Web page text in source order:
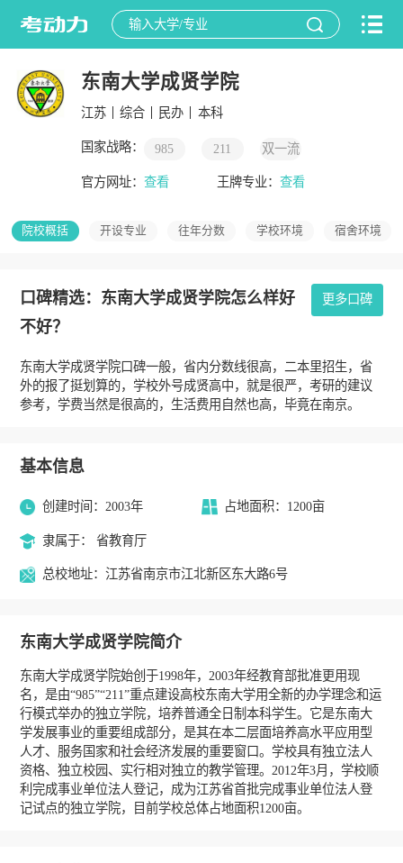
东南大学成贤学院
江苏 综合 民办 本科
国家战略： 985 211 双一流
官方网址： 查看 王牌专业：查看
院校概括 开设专业 往年分数 学校环境 宿舍环境
口碑精选：东南大学成贤学院怎么样好
不好？
更多口碑
东南大学成贤学院口碑一般，省内分数线很高，二本里招生，省
外的报了挺划算的，学校外号成贤高中，就是很严，考研的建议
参考，学费当然是很高的，生活费用自然也高，毕竟在南京。
基本信息
创建时间：2003年 占地面积：1200亩
隶属于： 省教育厅
总校地址：江苏省南京市江北新区东大路6号
东南大学成贤学院简介
东南大学成贤学院始创于1998年，2003年经教育部批准更用现
名，是由“985”“211”重点建设高校东南大学用全新的办学理念和运
行模式举办的独立学院，培养普通全日制本科学生。它是东南大
学发展事业的重要组成部分，是其在本二层面培养高水平应用型
人才、服务国家和社会经济发展的重要窗口。学校具有独立法人
资格、独立校园、实行相对独立的教学管理。2012年3月，学校顺
利完成事业单位法人登记，成为江苏省首批完成事业单位法人登
记试点的独立学院，目前学校总体占地面积1200亩。